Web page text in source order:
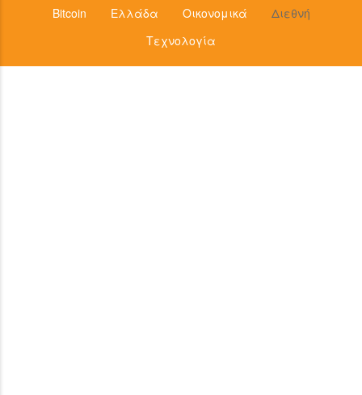
Bitcoin Ελλάδα Οικονομικά
Διεθνή
Τεχνολογία